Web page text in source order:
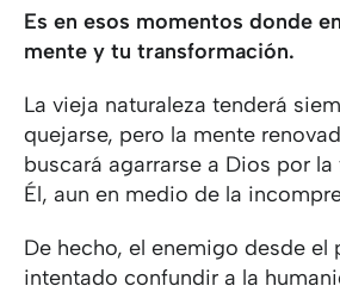
Es en esos momentos donde
mente y tu transformación.
La vieja naturaleza tenderá
quejarse, pero la mente
buscará agarrarse a Dios por la
Él, aun en medio de la
De hecho, el enemigo desde el
intentado confundir a la